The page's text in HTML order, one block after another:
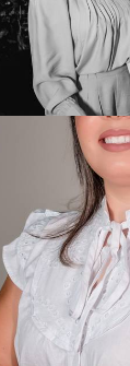
412
1081